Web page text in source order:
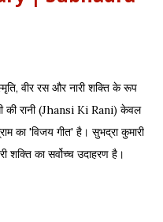
वीर रस और नारी शक्ति के रूप
की रानी (Jhansi Ki Rani) केवल
का 'विजय गीत' है। सुभद्रा कुमारी
शक्ति का सर्वोच्च उदाहरण है।